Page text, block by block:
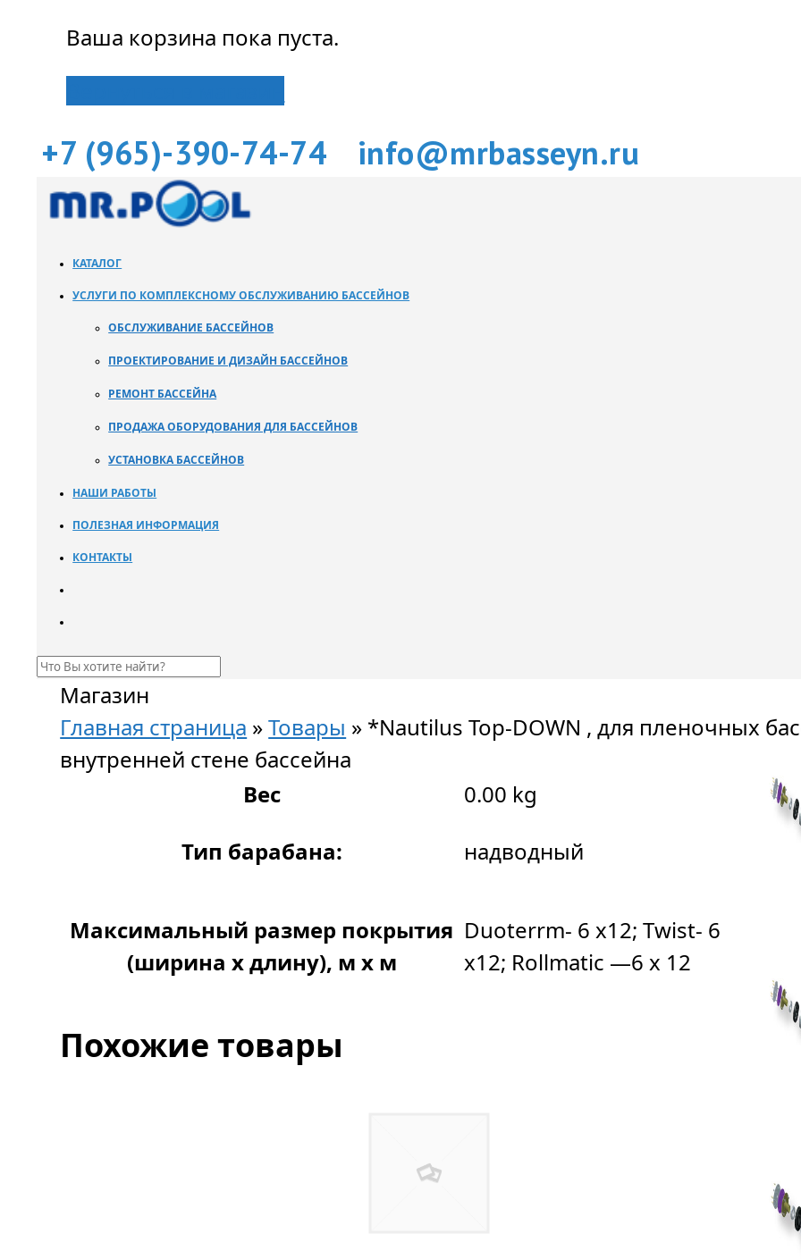
Ваша корзина пока пуста.
+7 (965)-390-74-74 info@mrbasseyn.ru
КАТАЛОГ
УСЛУГИ ПО КОМПЛЕКСНОМУ ОБСЛУЖИВАНИЮ БАССЕЙНОВ
ОБСЛУЖИВАНИЕ БАССЕЙНОВ
ПРОЕКТИРОВАНИЕ И ДИЗАЙН БАССЕЙНОВ
РЕМОНТ БАССЕЙНА
ПРОДАЖА ОБОРУДОВАНИЯ ДЛЯ БАССЕЙНОВ
УСТАНОВКА БАССЕЙНОВ
НАШИ РАБОТЫ
ПОЛЕЗНАЯ ИНФОРМАЦИЯ
КОНТАКТЫ
Магазин
Главная страница »Товары » *Nautilus Top-DOWN , для пленочных
внутренней стене бассейна
Вес
0.00 kg
Тип барабана:
надводный
Максимальный размер покрытия
(ширина х длину), м х м
Duoterrm- 6 х12; Twist- 6
x12; Rollmatic —6 x 12
Похожие товары